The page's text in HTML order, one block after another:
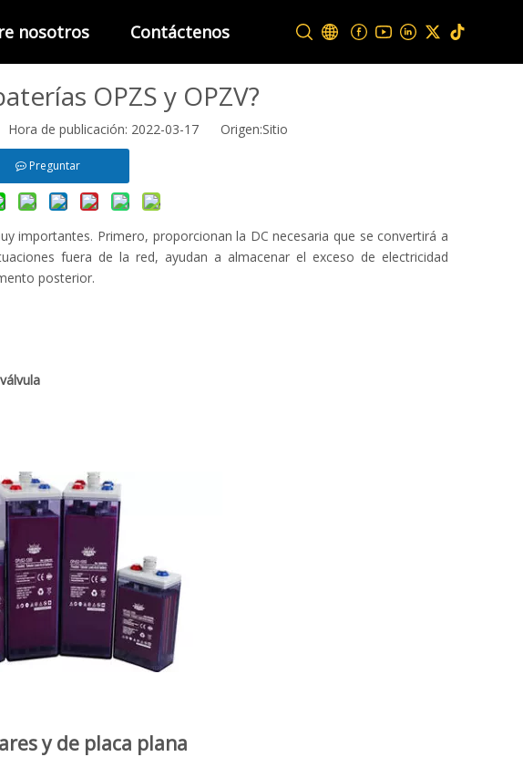
nosotros Contáctenos
OPZS y OPZV?
de publicación: 2022-03-17 Origen:Sitio
Preguntar
importantes. Primero, proporcionan la DC necesaria que se convertirá a
fuera de la red, ayudan a almacenar el exceso de electricidad
posterior.
y de placa plana